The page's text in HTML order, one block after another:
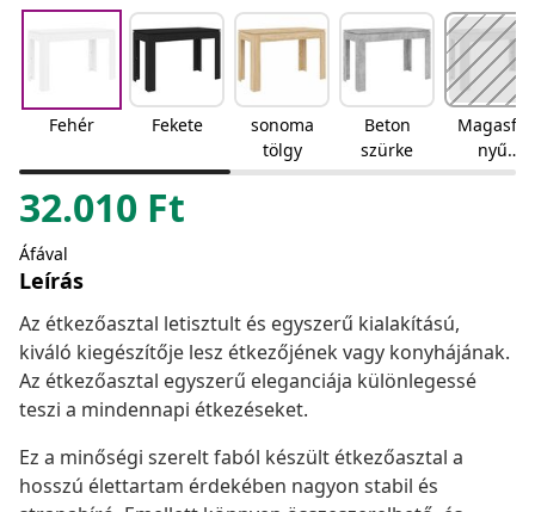
Fehér Fekete
sonoma
tölgy
Beton
szürke
Magasfé
nyű
fehér
32.010 Ft
Áfával
Leírás
Az étkezőasztal letisztult és egyszerű kialakítású,
kiváló kiegészítője lesz étkezőjének vagy konyhájának.
Az étkezőasztal egyszerű eleganciája különlegessé
teszi a mindennapi étkezéseket.
Ez a minőségi szerelt faból készült étkezőasztal a
hosszú élettartam érdekében nagyon stabil és